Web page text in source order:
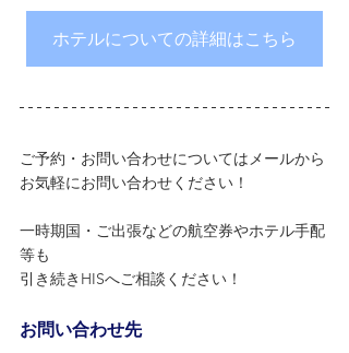
ホテルについての詳細はこちら
ご予約・お問い合わせについてはメールから
お気軽にお問い合わせください！
一時期国・ご出張などの航空券やホテル手配
等も
引き続きHISへご相談ください！
お問い合わせ先